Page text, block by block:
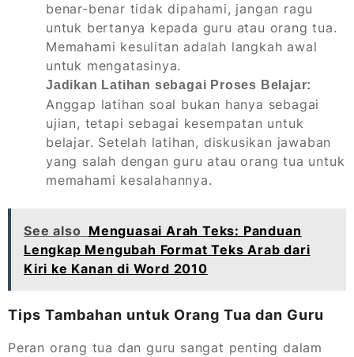
benar-benar tidak dipahami, jangan ragu
untuk bertanya kepada guru atau orang tua.
Memahami kesulitan adalah langkah awal
untuk mengatasinya.
Jadikan Latihan sebagai Proses Belajar:
Anggap latihan soal bukan hanya sebagai
ujian, tetapi sebagai kesempatan untuk
belajar. Setelah latihan, diskusikan jawaban
yang salah dengan guru atau orang tua untuk
memahami kesalahannya.
See also Menguasai Arah Teks: Panduan
Lengkap Mengubah Format Teks Arab dari
Kiri ke Kanan di Word 2010
Tips Tambahan untuk Orang Tua dan Guru
Peran orang tua dan guru sangat penting dalam